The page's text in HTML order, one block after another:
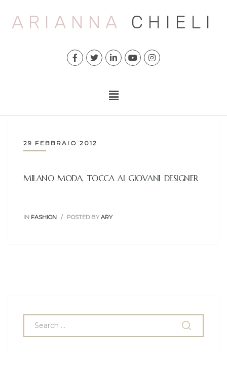
ARIANNA CHIELI
29 FEBBRAIO 2012
MILANO MODA, TOCCA AI GIOVANI DESIGNER
IN FASHION POSTED BY ARY